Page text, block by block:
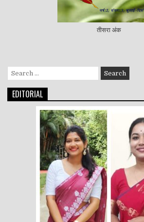
तीसरा अंक
Search
for:
EDITORIAL